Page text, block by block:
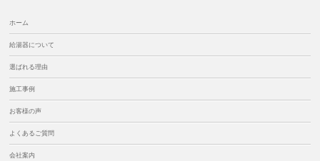
ホーム
給湯器について
選ばれる理由
施工事例
お客様の声
よくあるご質問
会社案内